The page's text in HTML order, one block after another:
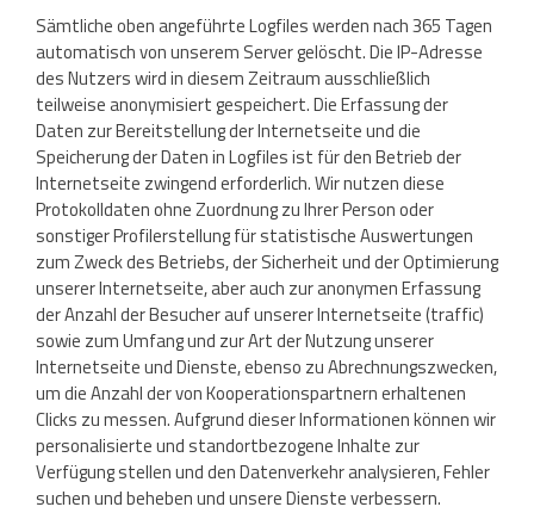
Sämtliche oben angeführte Logfiles werden nach 365 Tagen
automatisch von unserem Server gelöscht. Die IP-Adresse
des Nutzers wird in diesem Zeitraum ausschließlich
teilweise anonymisiert gespeichert. Die Erfassung der
Daten zur Bereitstellung der Internetseite und die
Speicherung der Daten in Logfiles ist für den Betrieb der
Internetseite zwingend erforderlich. Wir nutzen diese
Protokolldaten ohne Zuordnung zu Ihrer Person oder
sonstiger Profilerstellung für statistische Auswertungen
zum Zweck des Betriebs, der Sicherheit und der Optimierung
unserer Internetseite, aber auch zur anonymen Erfassung
der Anzahl der Besucher auf unserer Internetseite (traffic)
sowie zum Umfang und zur Art der Nutzung unserer
Internetseite und Dienste, ebenso zu Abrechnungszwecken,
um die Anzahl der von Kooperationspartnern erhaltenen
Clicks zu messen. Aufgrund dieser Informationen können wir
personalisierte und standortbezogene Inhalte zur
Verfügung stellen und den Datenverkehr analysieren, Fehler
suchen und beheben und unsere Dienste verbessern.